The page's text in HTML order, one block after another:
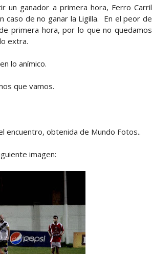
un ganador a primera hora, Ferro Carril
de no ganar la Ligilla. En el peor de
primera hora, por lo que no quedamos
extra.
lo anímico.
que vamos.
encuentro, obtenida de Mundo Fotos..
imagen: